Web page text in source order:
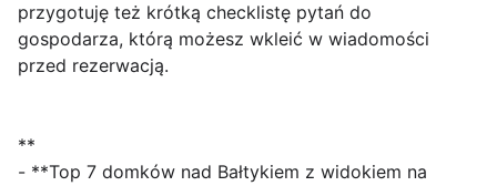
przygotuję też krótką checklistę pytań do
gospodarza, którą możesz wkleić w wiadomości
przed rezerwacją.
**
- **Top 7 domków nad Bałtykiem z widokiem na